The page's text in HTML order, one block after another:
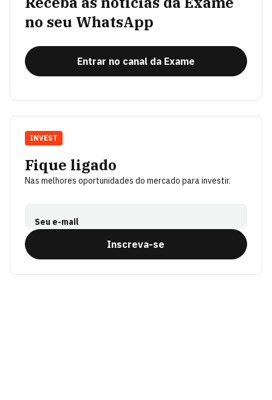
no seu WhatsApp
Entrar no canal da Exame
Fique ligado
Nas melhores oportunidades do mercado para investir.
Seu e-mail
Inscreva-se
INVEST